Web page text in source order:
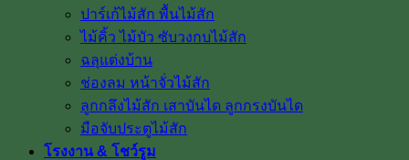
ปาร์เก้ไม้สัก พื้นไม้สัก
ไม้คิ้ว ไม้บัว ซับวงกบไม้สัก
ฉลุแต่งบ้าน
ช่องลม หน้าจั่วไม้สัก
ลูกกลึงไม้สัก เสาบันได ลูกกรงบันได
มือจับประตูไม้สัก
โรงงาน & โชว์รูม